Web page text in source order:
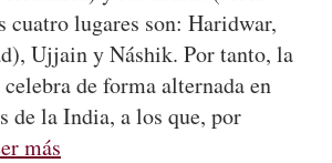
cuatro lugares son: Haridwar,
Ujjain y Náshik. Por tanto, la
de forma alternada en
de la India, a los que, por
más